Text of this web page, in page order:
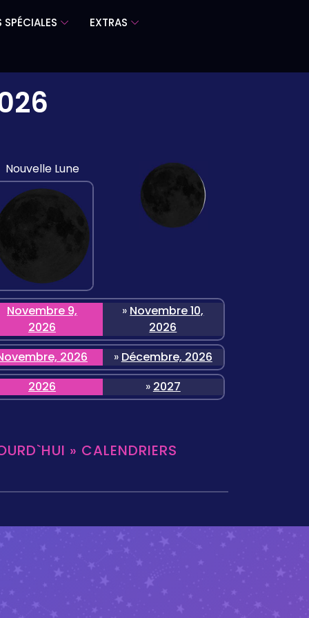
SPÉCIALES EXTRAS
Nouvelle Lune
Novembre 9,
2026
» Novembre 10,
2026
2026
» Décembre, 2026
2026
» 2027
» CALENDRIERS